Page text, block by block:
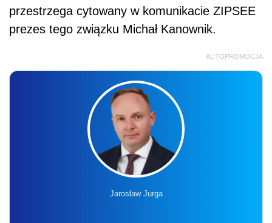
przestrzega cytowany w komunikacie ZIPSEE
prezes tego związku Michał Kanownik.
AUTOPROMOCJA
Jarosław Jurga